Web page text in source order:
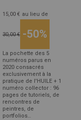
15,00 € au lieu de
30,00 € -50%
La pochette des 5
numéros parus en
2020 consacrés
exclusivement à la
pratique de l'HUILE + 1
numéro collector : 96
pages de tutoriels, de
rencontres de
peintres, de
portfolios…